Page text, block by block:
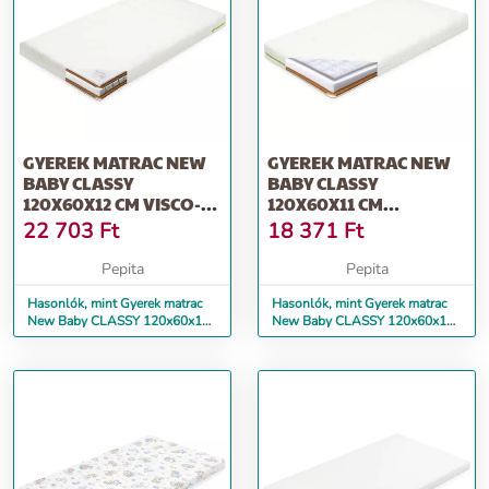
GYEREK MATRAC NEW
BABY CLASSY
120X60X12 CM VISCO-
HABSZIVACS-KÓKUS...
22 703 Ft
Pepita
Hasonlók, mint Gyerek matrac
New Baby CLASSY 120x60x12
cm Visco-habszivacs-kókus...
GYEREK MATRAC NEW
BABY CLASSY
120X60X11 CM
HAJDINA-HABSZIVACS-
KÓK...
18 371 Ft
Pepita
Hasonlók, mint Gyerek matrac
New Baby CLASSY 120x60x11
cm hajdina-habszivacs-kók...